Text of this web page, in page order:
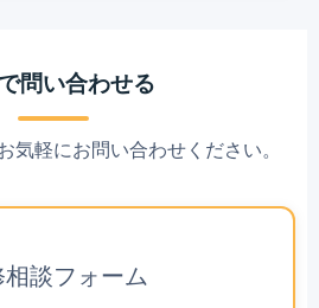
問い合わせる
気軽にお問い合わせください。
談フォーム